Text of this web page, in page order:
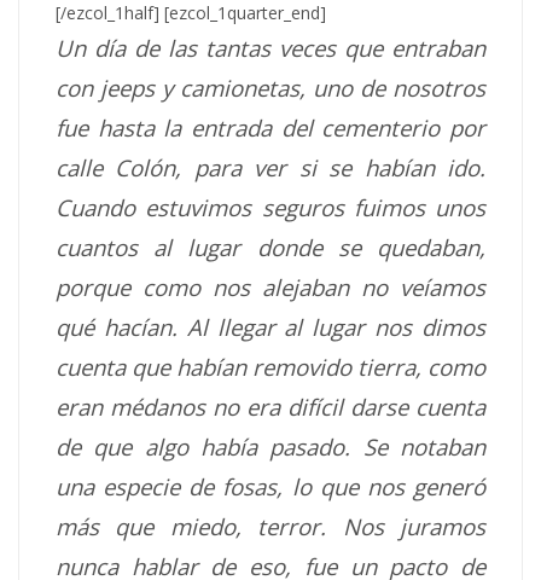
[/ezcol_1half] [ezcol_1quarter_end]
Un día de las tantas veces que entraban
con jeeps y camionetas, uno de nosotros
fue hasta la entrada del cementerio por
calle Colón, para ver si se habían ido.
Cuando estuvimos seguros fuimos unos
cuantos al lugar donde se quedaban,
porque como nos alejaban no veíamos
qué hacían. Al llegar al lugar nos dimos
cuenta que habían removido tierra, como
eran médanos no era difícil darse cuenta
de que algo había pasado. Se notaban
una especie de fosas, lo que nos generó
más que miedo, terror. Nos juramos
nunca hablar de eso, fue un pacto de